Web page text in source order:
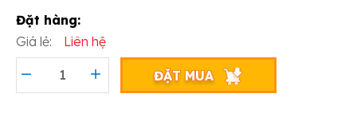
Đặt hàng:
Giá lẻ:
Liên hệ
ĐẶT MUA